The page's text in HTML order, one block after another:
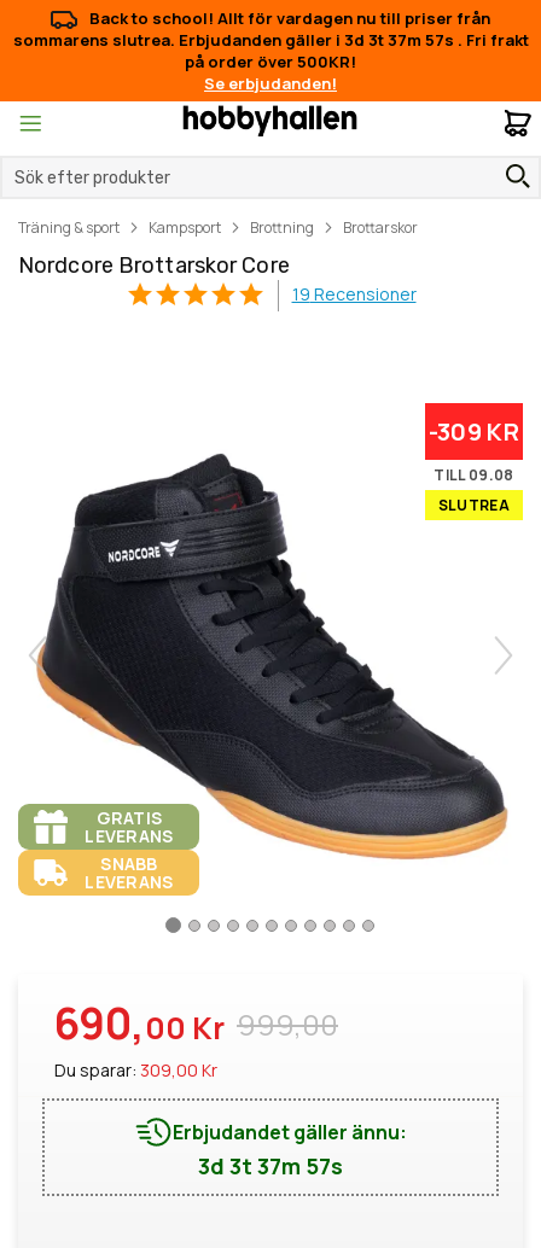
Back to school! Allt för vardagen nu till priser från
sommarens slutrea. Erbjudanden gäller i 3d 3t 37m 57s . Fri frakt
på order över 500KR!
Se erbjudanden!
Träning & sport Kampsport Brottning Brottarskor
Nordcore Brottarskor Core
19 Recensioner
bildgalleriet
bildgalleriet
-309 KR
TILL 09.08
SLUTREA
GRATIS
LEVERANS
SNABB
LEVERANS
999,00
690,00 Kr
Du sparar: 309,00 Kr
Erbjudandet gäller ännu:
3d 3t 37m 57s